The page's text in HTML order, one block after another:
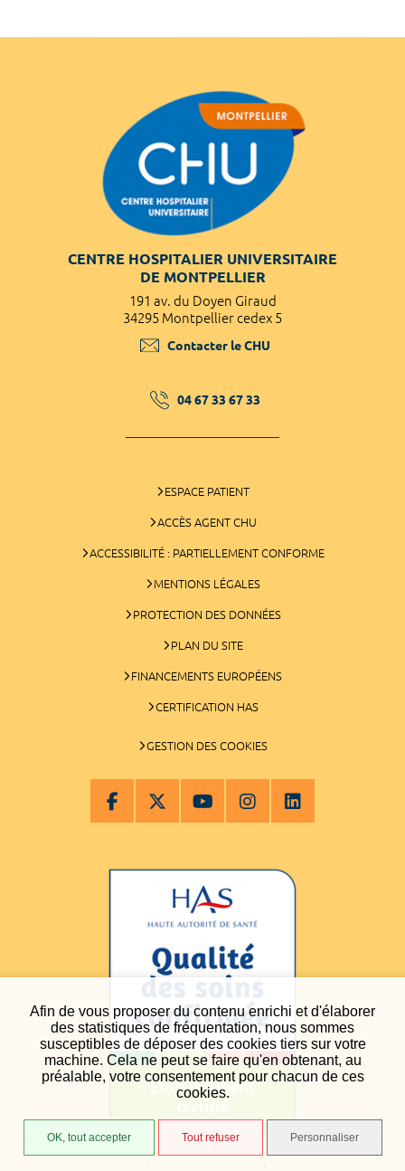
Afin de vous proposer du contenu enrichi et d'élaborer
des statistiques de fréquentation, nous sommes
susceptibles de déposer des cookies tiers sur votre
machine. Cela ne peut se faire qu'en obtenant, au
préalable, votre consentement pour chacun de ces
cookies.
OK, tout accepter Tout refuser Personnaliser
CENTRE HOSPITALIER UNIVERSITAIRE
DE MONTPELLIER
191 av. du Doyen Giraud
34295 Montpellier cedex 5
Contacter le CHU
04 67 33 67 33
ESPACE PATIENT
ACCÈS AGENT CHU
ACCESSIBILITÉ : PARTIELLEMENT CONFORME
MENTIONS LÉGALES
PROTECTION DES DONNÉES
PLAN DU SITE
FINANCEMENTS EUROPÉENS
CERTIFICATION HAS
GESTION DES COOKIES